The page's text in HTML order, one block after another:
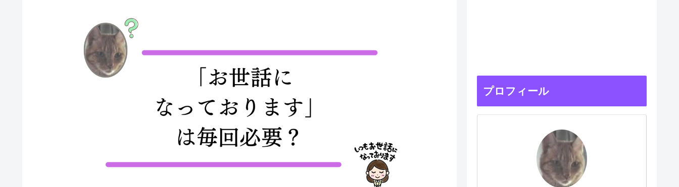
プロフィール